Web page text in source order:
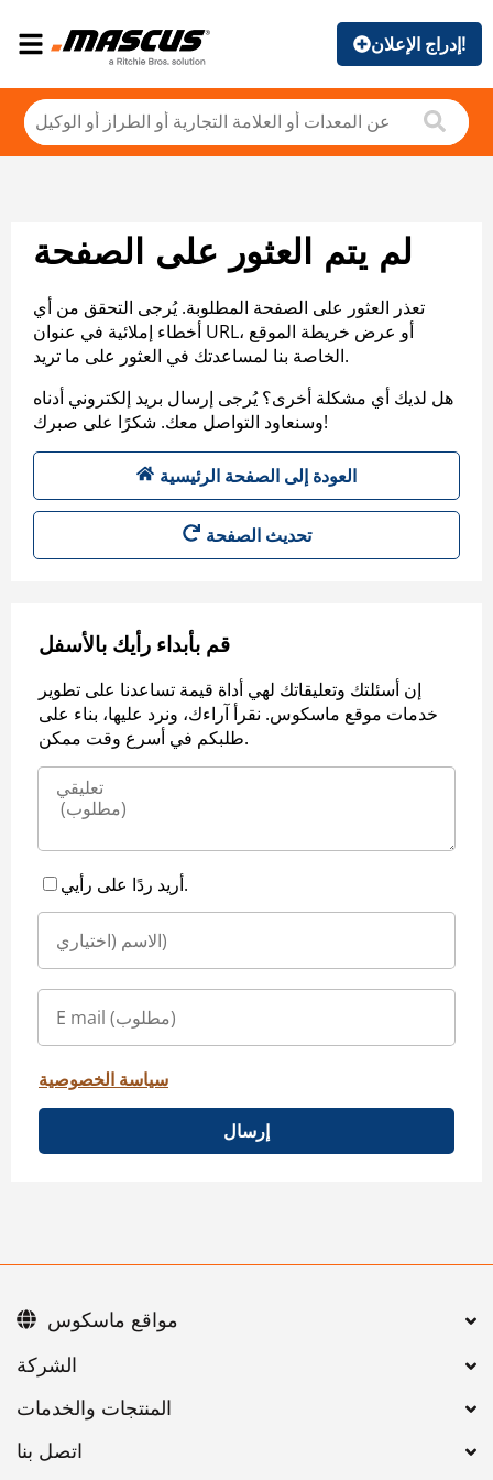
إدراج الإعلان!
لم يتم العثور على الصفحة
تعذر العثور على الصفحة المطلوبة. يُرجى التحقق من أي
أخطاء إملائية في عنوان URL، أو عرض خريطة الموقع
الخاصة بنا لمساعدتك في العثور على ما تريد.
هل لديك أي مشكلة أخرى؟ يُرجى إرسال بريد إلكتروني أدناه
وسنعاود التواصل معك. شكرًا على صبرك!
العودة إلى الصفحة الرئيسية
تحديث الصفحة
قم بأبداء رأيك بالأسفل
إن أسئلتك وتعليقاتك لهي أداة قيمة تساعدنا على تطوير
خدمات موقع ماسكوس. نقرأ آراءك، ونرد عليها، بناء على
طلبكم في أسرع وقت ممكن.
أريد ردًا على رأيي.
سياسة الخصوصية
إرسال
اتصل بنا
مواقع ماسكوس